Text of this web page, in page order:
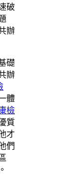
破
辦
礎
辦
體
檢
質
才
們